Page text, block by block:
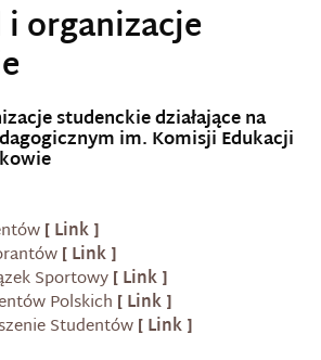
i organizacje
studenckie działające na
im. Komisji Edukacji
Sportowy
Polskich
Studentów